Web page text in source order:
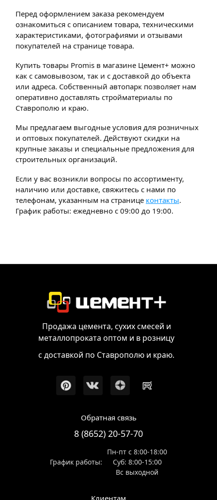
Перед оформлением заказа рекомендуем
ознакомиться с описанием товара, техническими
характеристиками, фотографиями и отзывами
покупателей на странице товара.
Купить товары Promis в магазине Цемент+ можно
как с самовывозом, так и с доставкой до объекта
или адреса. Собственный автопарк позволяет нам
оперативно доставлять стройматериалы по
Ставрополю и краю.
Мы предлагаем выгодные условия для розничных
и оптовых покупателей. Действуют скидки на
крупные заказы и специальные предложения для
строительных организаций.
Если у вас возникли вопросы по ассортименту,
наличию или доставке, свяжитесь с нами по
телефонам, указанным на странице контакты.
График работы: ежедневно с 09:00 до 19:00.
Продажа цемента, сухих смесей и
металлопроката оптом и в розницу
с доставкой по Ставрополю и краю.
Обратная связь
8 (8652) 20-57-70
График работы:
Пн-пт с 8:00-18:00
Суб: 8:00-15:00
Вс выходной
Клиентам